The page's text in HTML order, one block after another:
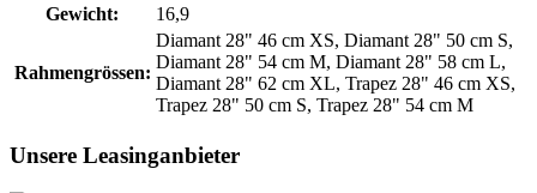
Gewicht:
16,9
Rahmengrössen:
Diamant 28" 46 cm XS, Diamant 28" 50 cm S,
Diamant 28" 54 cm M, Diamant 28" 58 cm L,
Diamant 28" 62 cm XL, Trapez 28" 46 cm XS,
Trapez 28" 50 cm S, Trapez 28" 54 cm M
Unsere Leasinganbieter